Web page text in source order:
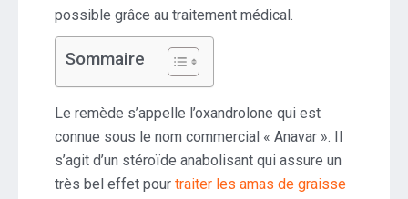
possible grâce au traitement médical.
Sommaire
Le remède s’appelle l’oxandrolone qui est
connue sous le nom commercial « Anavar ». Il
s’agit d’un stéroïde anabolisant qui assure un
très bel effet pour traiter les amas de graisse